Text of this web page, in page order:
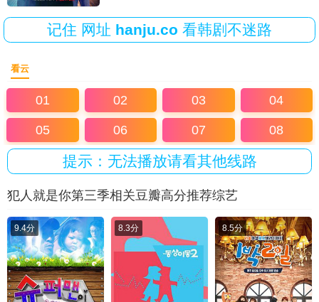
记住 网址 hanju.co 看韩剧不迷路
看云
01 02 03 04
05 06 07 08
提示：无法播放请看其他线路
犯人就是你第三季相关豆瓣高分推荐综艺
9.4分 8.3分 8.5分